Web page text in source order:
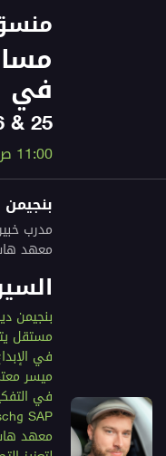
في
25 & 26 نوفمبر 2024
11:00 ص – 12:00 م & 1:00 م – 3:00 م
مدرب
معهد
بنجيمن
مستقل
في
في